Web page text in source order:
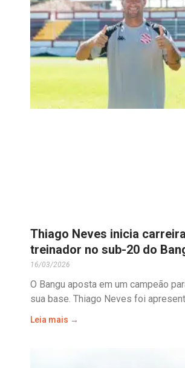
Thiago Neves inicia
treinador no sub-20 do
16/03/2026
O Bangu aposta em um campeão
sua base. Thiago Neves foi
Leia mais →